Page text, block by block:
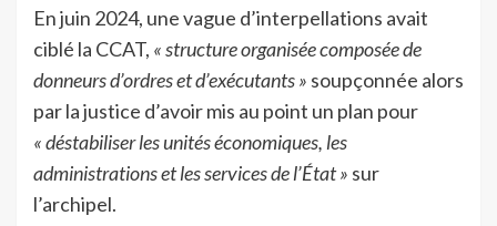
En juin 2024, une vague d’interpellations avait
ciblé la CCAT, « structure organisée composée de
donneurs d’ordres et d’exécutants » soupçonnée alors
par la justice d’avoir mis au point un plan pour
« déstabiliser les unités économiques, les
administrations et les services de l’État » sur
l’archipel.